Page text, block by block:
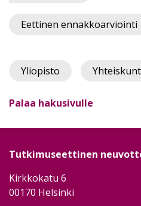
Eettinen ennakkoarviointi
Yliopisto
Palaa hakusivulle
Tutkimuseettinen
Kirkkokatu 6
00170 Helsinki